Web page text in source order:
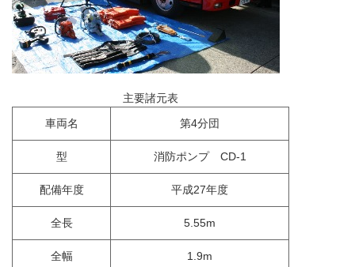
主要諸元表
車両名
第4分団
型 消防ポンプ CD-1
配備年度 平成27年度
全長 5.55m
全幅 1.9m